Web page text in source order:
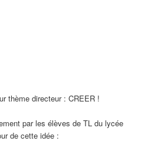
thème directeur : CREER !
par les élèves de TL du lycée
de cette idée :